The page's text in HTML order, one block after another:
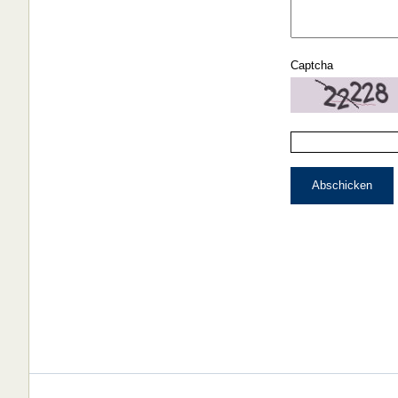
Captcha
Abschicken